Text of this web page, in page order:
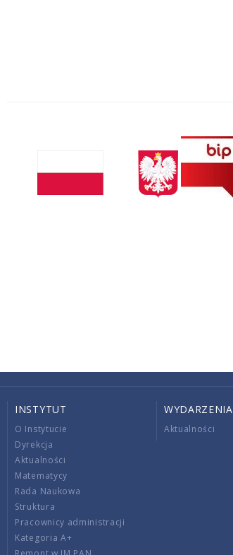
INSTYTUT
O Instytucie
Dyrekcja
Aktualności
Matematycy
Rada Naukowa
Struktura
Pracownicy administracji
Kategoria A+
WYDARZENIA
Aktualności